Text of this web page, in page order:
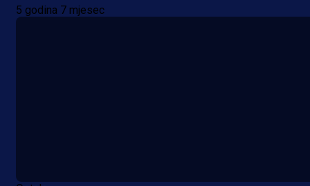
5 godina 7 mjesec